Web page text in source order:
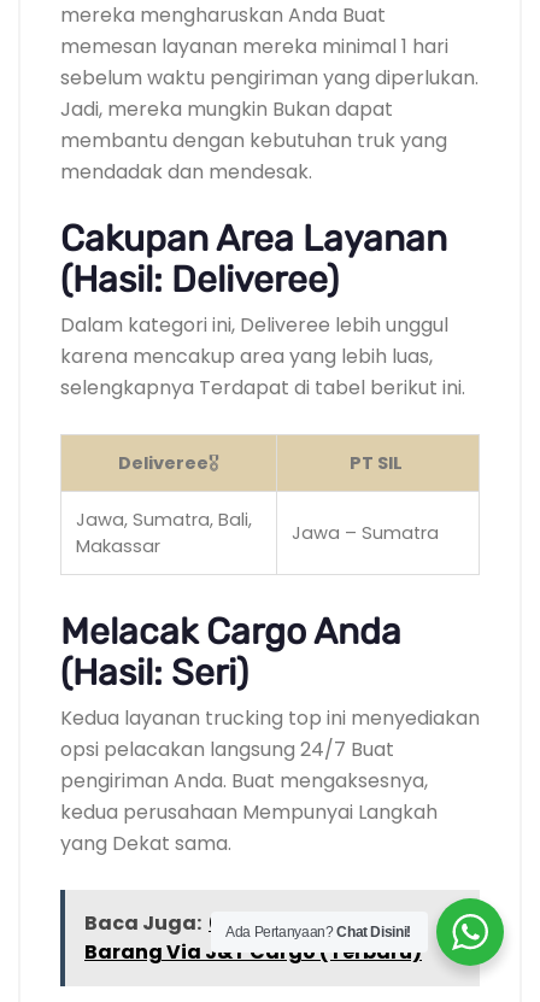
mereka mengharuskan Anda Buat
memesan layanan mereka minimal 1 hari
sebelum waktu pengiriman yang diperlukan.
Jadi, mereka mungkin Bukan dapat
membantu dengan kebutuhan truk yang
mendadak dan mendesak.
Cakupan Area Layanan
(Hasil: Deliveree)
Dalam kategori ini, Deliveree lebih unggul
karena mencakup area yang lebih luas,
selengkapnya Terdapat di tabel berikut ini.
Deliveree🎖️ PT SIL
Jawa, Sumatra, Bali,
Makassar
Jawa – Sumatra
Melacak Cargo Anda
(Hasil: Seri)
Kedua layanan trucking top ini menyediakan
opsi pelacakan langsung 24/7 Buat
pengiriman Anda. Buat mengaksesnya,
kedua perusahaan Mempunyai Langkah
yang Dekat sama.
Baca Juga: 6 Tips Pemula Kirim
Barang Via J&T Cargo (Terbaru)
Ada Pertanyaan?Chat Disini!